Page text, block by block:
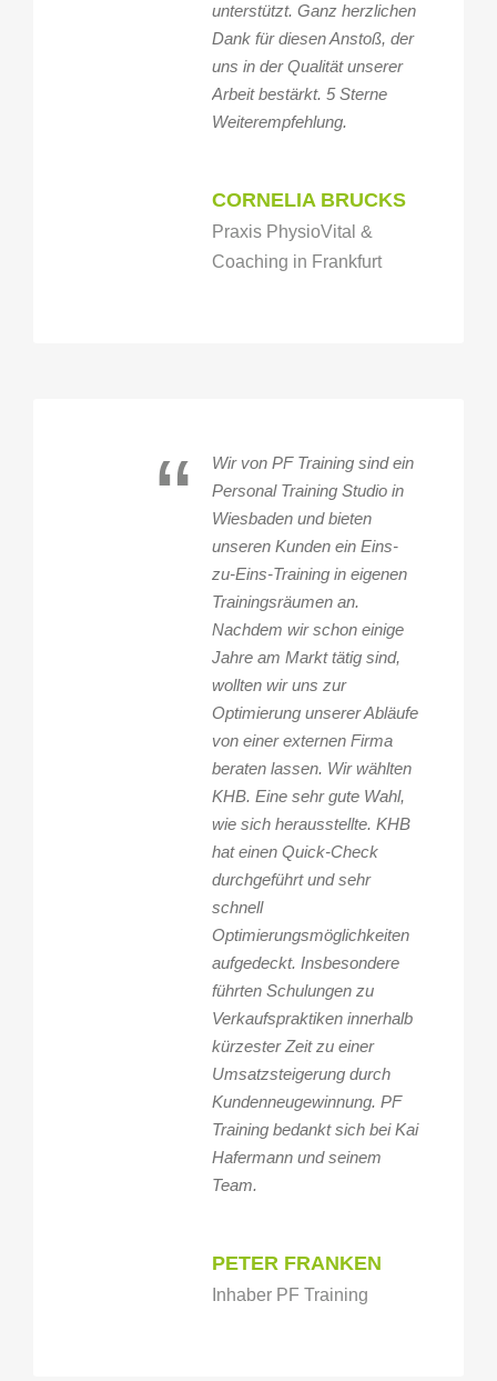
unterstützt. Ganz herzlichen
Dank für diesen Anstoß, der
uns in der Qualität unserer
Arbeit bestärkt. 5 Sterne
Weiterempfehlung.
CORNELIA BRUCKS
Praxis PhysioVital &
Coaching in Frankfurt
“
Wir von PF Training sind ein
Personal Training Studio in
Wiesbaden und bieten
unseren Kunden ein Eins-
zu-Eins-Training in eigenen
Trainingsräumen an.
Nachdem wir schon einige
Jahre am Markt tätig sind,
wollten wir uns zur
Optimierung unserer Abläufe
von einer externen Firma
beraten lassen. Wir wählten
KHB. Eine sehr gute Wahl,
wie sich herausstellte. KHB
hat einen Quick-Check
durchgeführt und sehr
schnell
Optimierungsmöglichkeiten
aufgedeckt. Insbesondere
führten Schulungen zu
Verkaufspraktiken innerhalb
kürzester Zeit zu einer
Umsatzsteigerung durch
Kundenneugewinnung. PF
Training bedankt sich bei Kai
Hafermann und seinem
Team.
PETER FRANKEN
Inhaber PF Training